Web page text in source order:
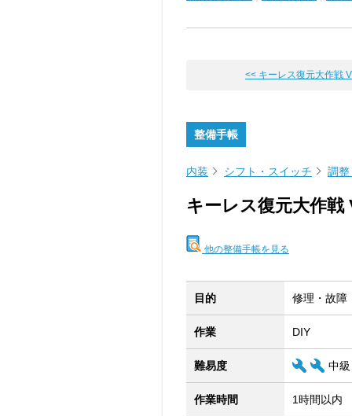
<< キーレス復元大作戦
整備手帳
内装 シフト・スイッチ 調整
キーレス復元大作戦
他の整備手帳を見る
目的 修理・故障
作業 DIY
難易度 中級
作業時間 1時間以内